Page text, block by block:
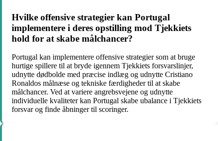
Hvilke offensive strategier kan Portugal
implementere i deres opstilling mod Tjekkiets
hold for at skabe målchancer?
Portugal kan implementere offensive strategier som at bruge
hurtige spillere til at bryde igennem Tjekkiets forsvarslinjer,
udnytte dødbolde med præcise indlæg og udnytte Cristiano
Ronaldos målnæse og tekniske færdigheder til at skabe
målchancer. Ved at variere angrebsvejene og udnytte
individuelle kvaliteter kan Portugal skabe ubalance i Tjekkiets
forsvar og finde åbninger til scoringer.